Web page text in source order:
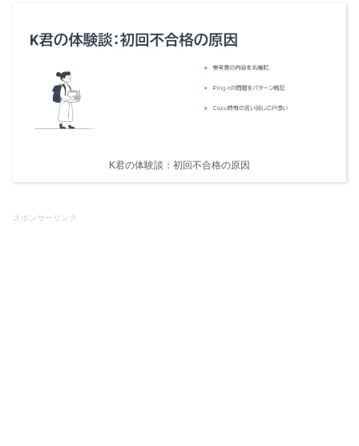
K君の体験談：初回不合格の原因
スポンサーリンク